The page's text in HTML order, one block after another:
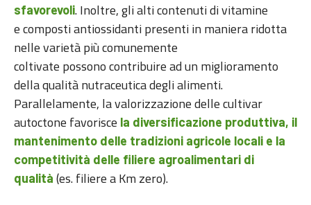
sfavorevoli. Inoltre, gli alti contenuti di vitamine
e composti antiossidanti presenti in maniera ridotta
nelle varietà più comunemente
coltivate possono contribuire ad un miglioramento
della qualità nutraceutica degli alimenti.
Parallelamente, la valorizzazione delle cultivar
autoctone favorisce la diversificazione produttiva, il
mantenimento delle tradizioni agricole locali e la
competitività delle filiere agroalimentari di
qualità (es. filiere a Km zero).